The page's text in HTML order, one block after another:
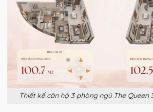
Thiết kế căn hộ 3 phòng ngủ The Queen